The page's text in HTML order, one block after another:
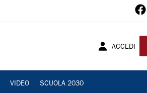
ACCEDI
VIDEO SCUOLA 2030